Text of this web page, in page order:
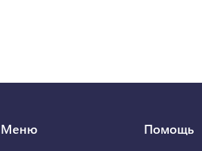
Меню Помощь